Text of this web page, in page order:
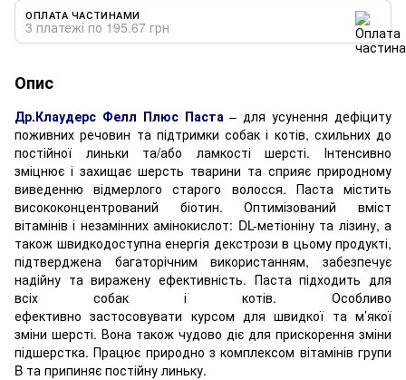
ОПЛАТА ЧАСТИНАМИ
3 платежі по 195.67 грн
Опис
Др.Клаудерс Фелл Плюс Паста – для усунення дефіциту
поживних речовин та підтримки собак і котів, схильних до
постійної линьки та/або ламкості шерсті. Інтенсивно
зміцнює і захищає шерсть тварини та сприяє природному
виведенню відмерлого старого волосся. Паста містить
висококонцентрований біотин. Оптимізований вміст
вітамінів і незамінних амінокислот: DL-метіоніну та лізину, а
також швидкодоступна енергія декстрози в цьому продукті,
підтверджена багаторічним використанням, забезпечує
надійну та виражену ефективність. Паста підходить для
всіх собак і котів. Особливо
ефективно застосовувати курсом для швидкої та м’якої
зміни шерсті. Вона також чудово діє для прискорення зміни
підшерстка. Працює природно з комплексом вітамінів групи
B та припиняє постійну линьку.